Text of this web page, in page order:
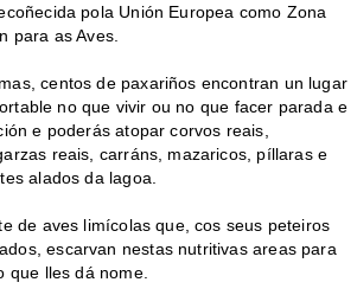
pola Unión Europea como Zona
para as Aves.
centos de paxariños encontran un lugar
no que vivir ou no que facer parada e
e poderás atopar corvos reais,
reais, carráns, mazaricos, píllaras e
alados da lagoa.
de aves limícolas que, cos seus peteiros
escarvan nestas nutritivas areas para
que lles dá nome.